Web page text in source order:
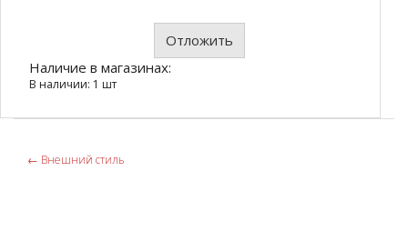
Отложить
Наличие в магазинах:
В наличии: 1 шт
← Внешний стиль